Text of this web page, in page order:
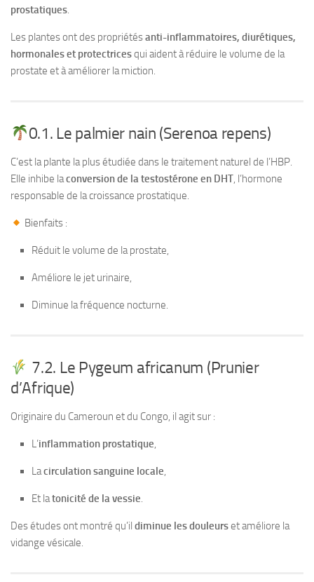
prostatiques.
Les plantes ont des propriétésanti-inflammatoires, diurétiques,
hormonales et protectricesqui aident à réduire le volume de la
prostate et à améliorer la miction.
0.1. Le palmier nain (Serenoa repens)
C’est la plante la plus étudiée dans le traitement naturel de l’HBP.
Elle inhibe laconversion de la testostérone en DHT, l’hormone
responsable de la croissance prostatique.
Bienfaits :
Réduit le volume de la prostate,
Améliore le jet urinaire,
Diminue la fréquence nocturne.
7.2. Le Pygeum africanum (Prunier
d’Afrique)
Originaire du Cameroun et du Congo, il agit sur :
L’inflammation prostatique,
Lacirculation sanguine locale,
Et latonicité de la vessie.
Des études ont montré qu’il diminue les douleurset améliore la
vidange vésicale.